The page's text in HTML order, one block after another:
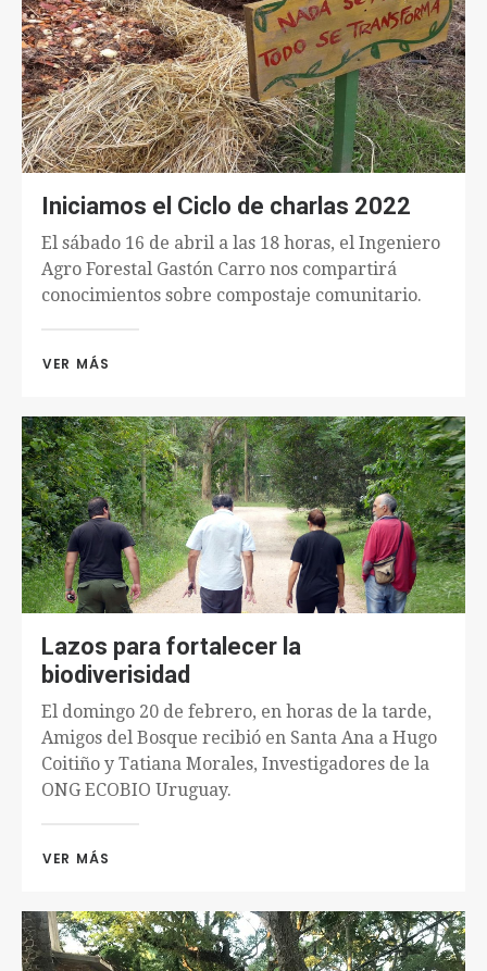
Iniciamos el Ciclo de charlas 2022
El sábado 16 de abril a las 18 horas, el Ingeniero
Agro Forestal Gastón Carro nos compartirá
conocimientos sobre compostaje comunitario.
VER MÁS
Lazos para fortalecer la
biodiverisidad
El domingo 20 de febrero, en horas de la tarde,
Amigos del Bosque recibió en Santa Ana a Hugo
Coitiño y Tatiana Morales, Investigadores de la
ONG ECOBIO Uruguay.
VER MÁS